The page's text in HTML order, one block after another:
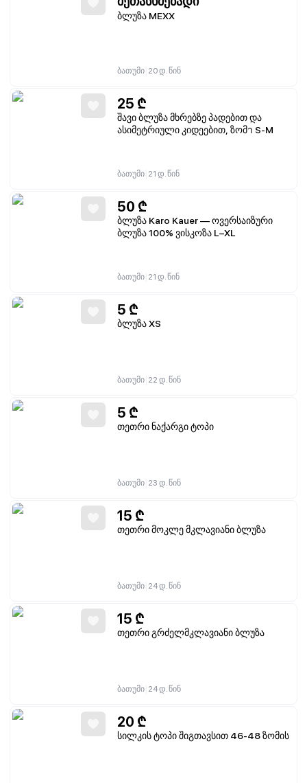
ბლუზა MEXX
ბათუმი 20 დ. წინ
25 ₾
შავი ბლუზა მხრებზე პადებით და
ასიმეტრიული კიდეებით, ზომา S-М
ბათუმი 21 დ. წინ
50 ₾
ბლუზა Karo Kauer — ოვერსაიზური
ბლუზა 100% ვისკოზა L–XL
ბათუმი 21 დ. წინ
5 ₾
ბლუზა XS
ბათუმი 22 დ. წინ
5 ₾
თეთრი ნაქარგი ტოპი
ბათუმი 23 დ. წინ
15 ₾
თეთრი მოკლე მკლავიანი ბლუზა
ბათუმი 24 დ. წინ
15 ₾
თეთრი გრძელმკლავიანი ბლუზა
ბათუმი 24 დ. წინ
20 ₾
სილკის ტოპი შიგთავსით 46-48 ზომის